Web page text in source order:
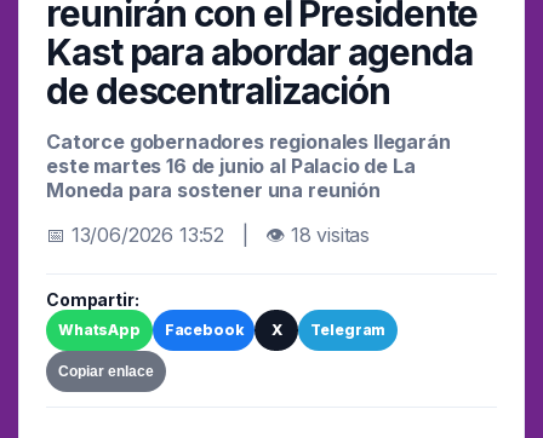
reunirán con el Presidente
Kast para abordar agenda
de descentralización
Catorce gobernadores regionales llegarán
este martes 16 de junio al Palacio de La
Moneda para sostener una reunión
📅 13/06/2026 13:52 | 👁 18 visitas
Compartir:
WhatsApp Facebook X Telegram
Copiar enlace